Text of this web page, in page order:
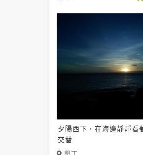
夕陽西下，在海邊靜靜看
交替